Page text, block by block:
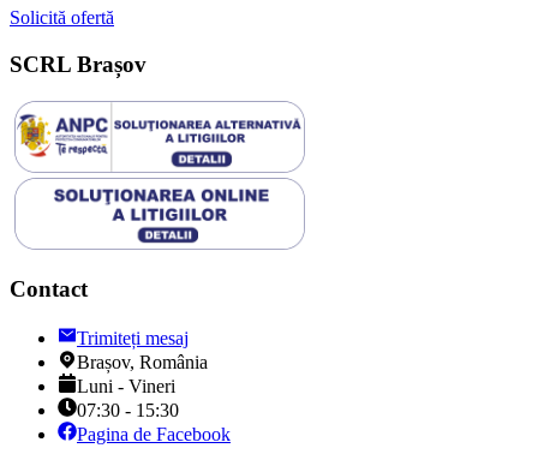
Solicită ofertă
SCRL Brașov
Contact
Trimiteți mesaj
Brașov, România
Luni - Vineri
07:30 - 15:30
Pagina de Facebook